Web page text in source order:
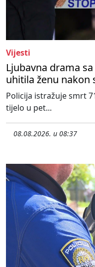
Vijesti
Ljubavna drama
uhitila ženu nakon
Policija istražuje smrt
tijelo u pet...
08.08.2026. u 08:37